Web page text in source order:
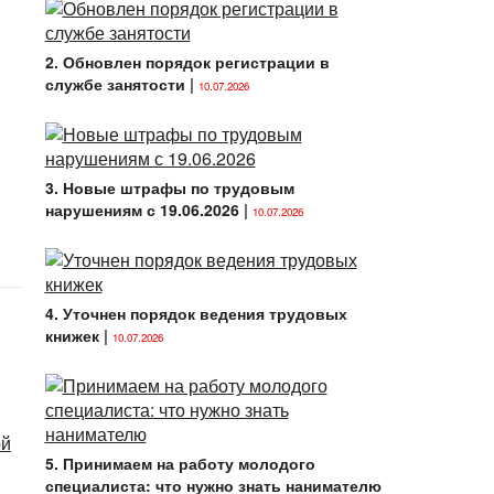
2. Обновлен порядок регистрации в
службе занятости | 10.07.2026
3. Новые штрафы по трудовым
нарушениям с 19.06.2026| 10.07.2026
4. Уточнен порядок ведения трудовых
книжек| 10.07.2026
5. Принимаем на работу молодого
специалиста: что нужно знать нанимателю